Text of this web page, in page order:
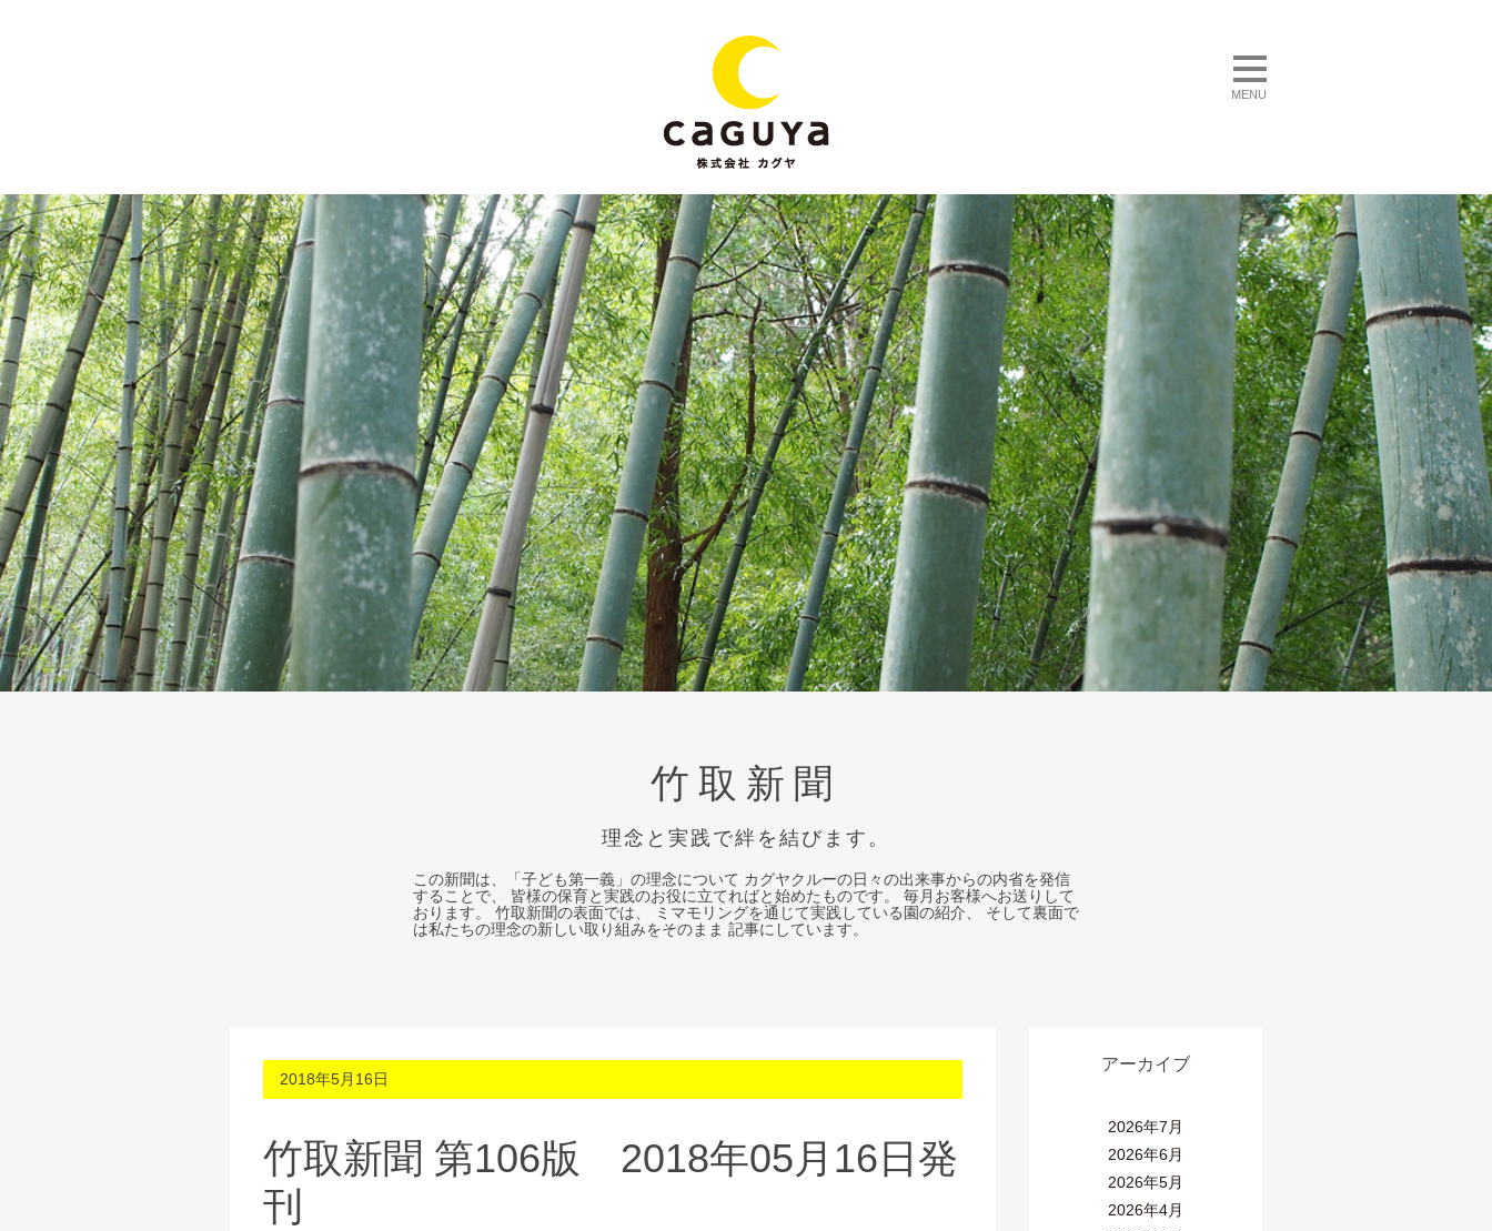
toggle navigation
MENU
竹取新聞
理念と実践で絆を結びます。
この新聞は、「子ども第一義」の理念について カグヤクルーの日々の出来事からの内省を発信
することで、 皆様の保育と実践のお役に立てればと始めたものです。 毎月お客様へお送りして
おります。 竹取新聞の表面では、 ミマモリングを通じて実践している園の紹介、 そして裏面で
は私たちの理念の新しい取り組みをそのまま 記事にしています。
2018年5月16日
竹取新聞 第106版 2018年05月16日発
刊
アーカイブ
2026年7月
2026年6月
2026年5月
2026年4月